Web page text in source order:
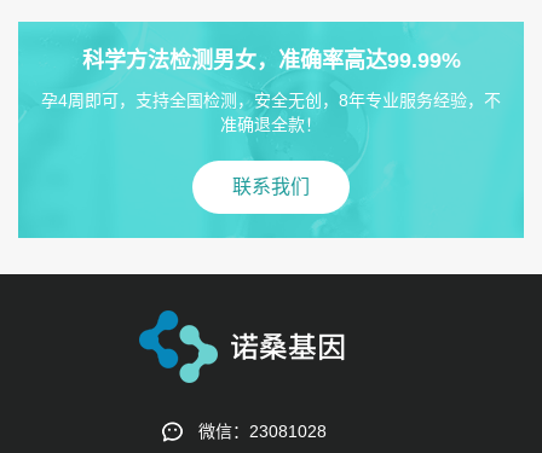
科学方法检测男女，准确率高达99.99%
孕4周即可，支持全国检测，安全无创，8年专业服务经验，不
准确退全款！
联系我们
微信：23081028